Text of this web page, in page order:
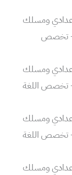
ومسلك
– تخصص
ومسلك
– تخصص اللغة
ومسلك
– تخصص اللغة
ومسلك